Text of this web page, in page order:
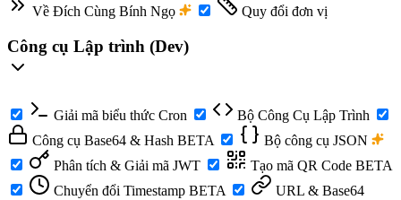
Về Đích Cùng Bính Ngọ
Quy đổi đơn vị
Công cụ Lập trình (Dev)
Giải mã biểu thức Cron
Bộ Công Cụ Lập Trình
Công cụ Base64 & Hash BETA
Bộ công cụ JSON
Phân tích & Giải mã JWT
Tạo mã QR Code BETA
Chuyển đổi Timestamp BETA
URL & Base64